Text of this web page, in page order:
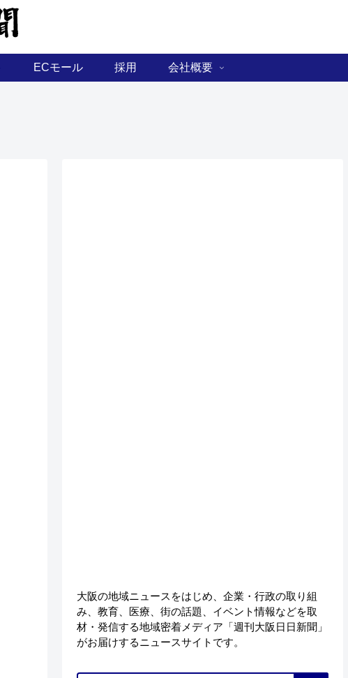
ECモール 採用 会社概要
大阪の地域ニュースをはじめ、企業・行政の取り組
み、教育、医療、街の話題、イベント情報などを取
材・発信する地域密着メディア「週刊大阪日日新聞」
がお届けするニュースサイトです。